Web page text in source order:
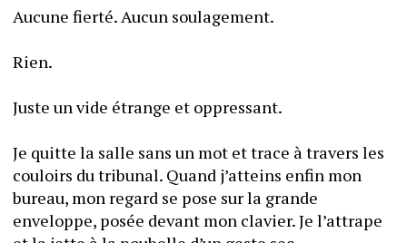
Aucune fierté. Aucun soulagement.
Rien.
Juste un vide étrange et oppressant.
Je quitte la salle sans un mot et trace à travers les
couloirs du tribunal. Quand j’atteins enfin mon
bureau, mon regard se pose sur la grande
enveloppe, posée devant mon clavier. Je l’attrape